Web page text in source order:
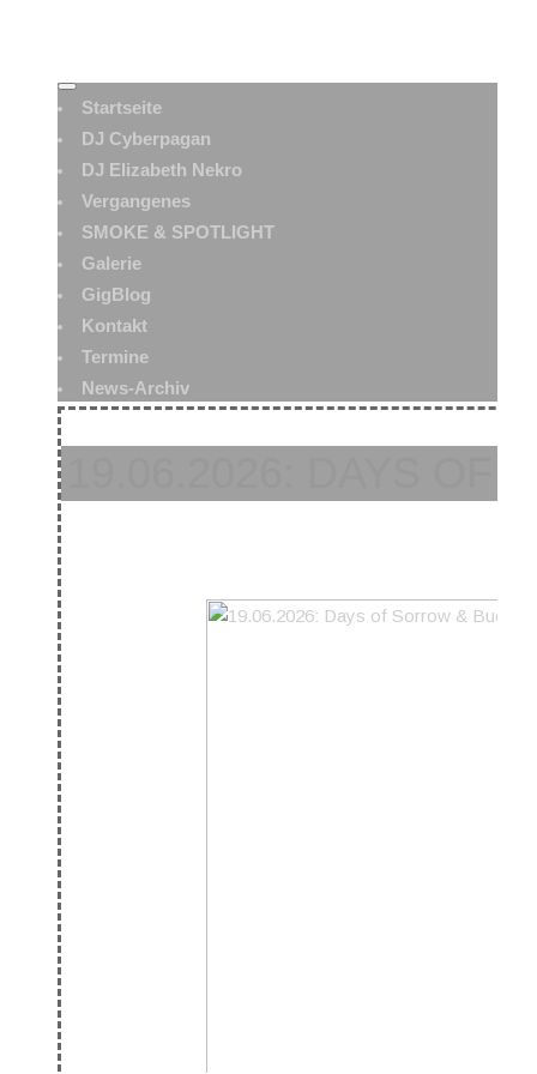
Startseite
DJ Cyberpagan
DJ Elizabeth Nekro
Vergangenes
SMOKE & SPOTLIGHT
Galerie
GigBlog
Kontakt
Termine
News-Archiv